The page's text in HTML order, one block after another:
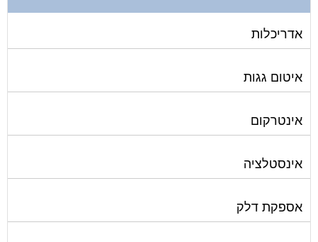
אדריכלות
איטום גגות
אינטרקום
אינסטלציה
אספקת דלק